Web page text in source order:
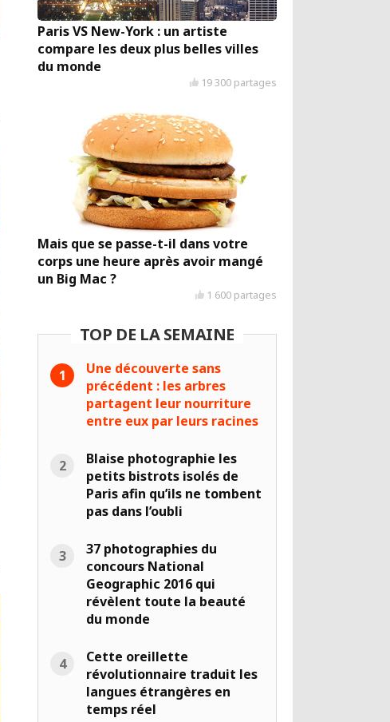
Paris VS New-York : un artiste
compare les deux plus belles villes
du monde
19 300 partages
Mais que se passe-t-il dans votre
corps une heure après avoir mangé
un Big Mac ?
1 600 partages
TOP DE LA SEMAINE
Une découverte sans
précédent : les arbres
partagent leur nourriture
entre eux par leurs racines
Blaise photographie les
petits bistrots isolés de
Paris afin qu’ils ne tombent
pas dans l’oubli
37 photographies du
concours National
Geographic 2016 qui
révèlent toute la beauté
du monde
Cette oreillette
révolutionnaire traduit les
langues étrangères en
temps réel